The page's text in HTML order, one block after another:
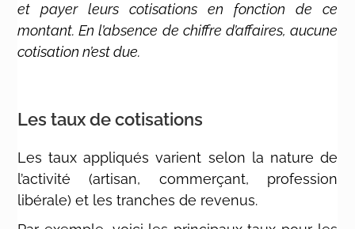
et payer leurs cotisations en fonction de ce
montant. En l’absence de chiffre d’affaires, aucune
cotisation n’est due.
Les taux de cotisations
Les taux appliqués varient selon la nature de
l’activité (artisan, commerçant, profession
libérale) et les tranches de revenus.